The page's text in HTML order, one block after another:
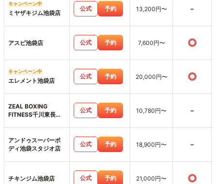
キャンペーン中
ミヤザキジム池袋店
公式 予約 13,200円〜 -
アスピ池袋店 公式 予約 7,600円〜 ○
キャンペーン中
エレメント池袋店
公式 予約 20,000円〜 ○
ZEAL BOXING
FITNESS千川東長崎
公式 予約 10,780円〜 -
アンドゥスーパーボ
ディ池袋スタジオ店
公式 予約 18,900円〜 -
チキンジム池袋店 公式 予約 21,000円〜 ○